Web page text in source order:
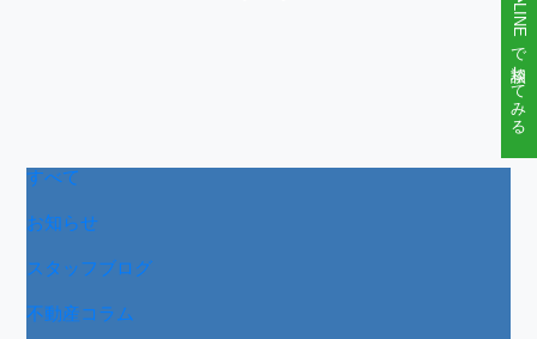
LINEで相談してみる
すべて
お知らせ
スタッフブログ
不動産コラム